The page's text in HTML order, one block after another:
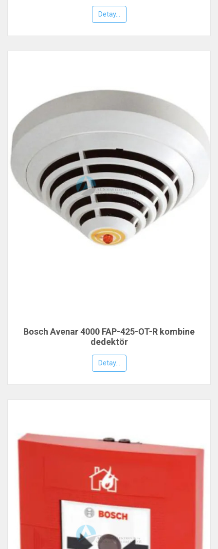
Detay...
Bosch Avenar 4000 FAP-425-OT-R kombine
dedektör
Detay...